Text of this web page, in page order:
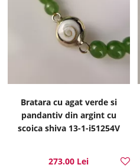
Bratara cu agat verde si
pandantiv din argint cu
scoica shiva 13-1-i51254V
273.00 Lei